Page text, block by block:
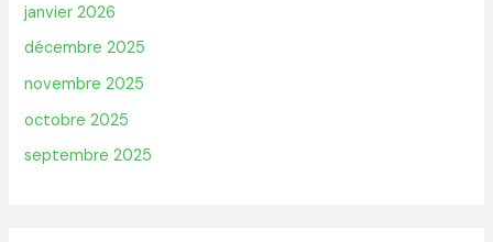
janvier 2026
décembre 2025
novembre 2025
octobre 2025
septembre 2025